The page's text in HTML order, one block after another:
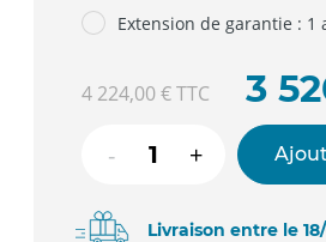
Extension de garantie : 1
4 224,00 €TTC 3
- +
Livraison entre le